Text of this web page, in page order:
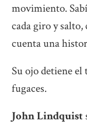
movimiento.
cada giro y
cuenta una
Su ojo detiene
fugaces.
John Lindquist